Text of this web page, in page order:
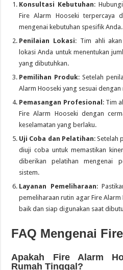
Konsultasi Kebutuhan:
Fire Alarm Hooseki terpercaya
mengenai kebutuhan spesifik Anda.
Penilaian Lokasi: Tim ahli
lokasi Anda untuk menentukan
yang dibutuhkan.
Pemilihan Produk: Setelah
Alarm Hooseki yang sesuai
Pemasangan Profesional : Tim
Fire Alarm Hooseki dengan
keselamatan yang berlaku.
Uji Coba dan Pelatihan: Setelah
diuji coba untuk memastikan
diberikan pelatihan mengenai
sistem.
Layanan Pemeliharaan:
pemeliharaan rutin agar Fire
baik dan siap digunakan saat
FAQ Mengenai
Apakah Fire Alarm
Rumah Tinggal?